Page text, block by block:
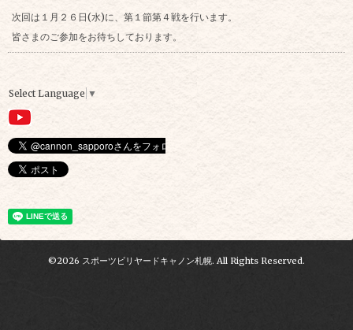
次回は１月２６日(水)に、第１節第４戦を行います。
皆さまのご参加をお待ちしております。
Select Language ▼
©2026 スポーツビリヤードキャノン札幌. All Rights Reserved.